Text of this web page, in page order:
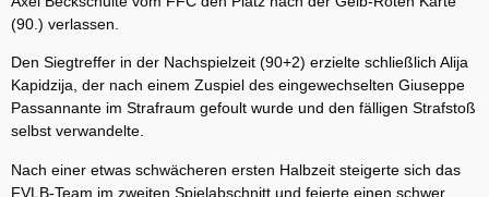
(90.) verlassen.
Den Siegtreffer in der Nachspielzeit (90+2) erzielte schließlich Alija
Kapidzija, der nach einem Zuspiel des eingewechselten Giuseppe
Passannante im Strafraum gefoult wurde und den fälligen Strafstoß
selbst verwandelte.
Nach einer etwas schwächeren ersten Halbzeit steigerte sich das
FVLB-Team im zweiten Spielabschnitt und feierte einen schwer